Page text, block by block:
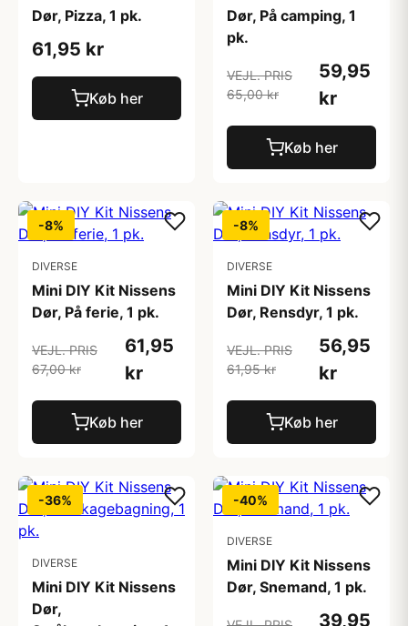
Dør, Pizza, 1 pk.
61,95 kr
Køb her
Dør, På camping, 1
pk.
VEJL. PRIS
65,00 kr
59,95
kr
Køb her
-8%
DIVERSE
Mini DIY Kit Nissens
Dør, På ferie, 1 pk.
VEJL. PRIS
67,00 kr
61,95
kr
Køb her
-8%
DIVERSE
Mini DIY Kit Nissens
Dør, Rensdyr, 1 pk.
VEJL. PRIS
61,95 kr
56,95
kr
Køb her
-36%
DIVERSE
Mini DIY Kit Nissens
Dør,
-40%
DIVERSE
Mini DIY Kit Nissens
Dør, Snemand, 1 pk.
39,95